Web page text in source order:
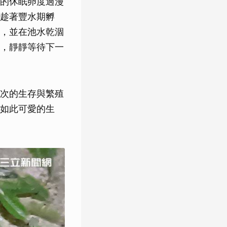
著豐水期孵
並在池水乾涸
靜靜等待下一
的生存與繁殖
此可愛的生